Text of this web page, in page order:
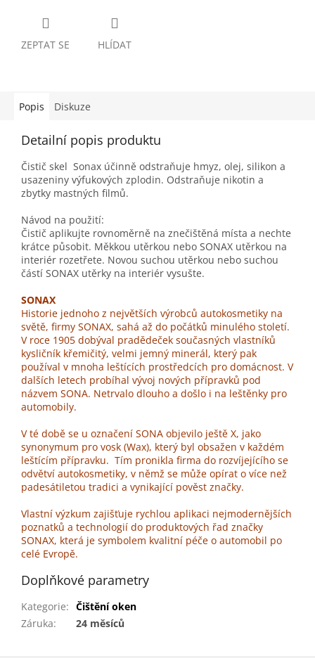
ZEPTAT SE HLÍDAT
Popis Diskuze
Detailní popis produktu
Čistič skel Sonax účinně odstraňuje hmyz, olej, silikon a
usazeniny výfukových zplodin. Odstraňuje nikotin a
zbytky mastných filmů.
Návod na použití:
Čistič aplikujte rovnoměrně na znečištěná místa a nechte
krátce působit. Měkkou utěrkou nebo SONAX utěrkou na
interiér rozetřete. Novou suchou utěrkou nebo suchou
částí SONAX utěrky na interiér vysušte.
SONAX
Historie jednoho z největších výrobců autokosmetiky na
světě, firmy SONAX, sahá až do počátků minulého století.
V roce 1905 dobýval pradědeček současných vlastníků
kysličník křemičitý, velmi jemný minerál, který pak
používal v mnoha leštících prostředcích pro domácnost. V
dalších letech probíhal vývoj nových přípravků pod
názvem SONA. Netrvalo dlouho a došlo i na leštěnky pro
automobily.
V té době se u označení SONA objevilo ještě X, jako
synonymum pro vosk (Wax), který byl obsažen v každém
leštícím přípravku. Tím pronikla firma do rozvíjejícího se
odvětví autokosmetiky, v němž se může opírat o více než
padesátiletou tradici a vynikající pověst značky.
Vlastní výzkum zajišťuje rychlou aplikaci nejmodernějších
poznatků a technologií do produktových řad značky
SONAX, která je symbolem kvalitní péče o automobil po
celé Evropě.
Doplňkové parametry
Kategorie: Čištění oken
Záruka: 24 měsíců
Z